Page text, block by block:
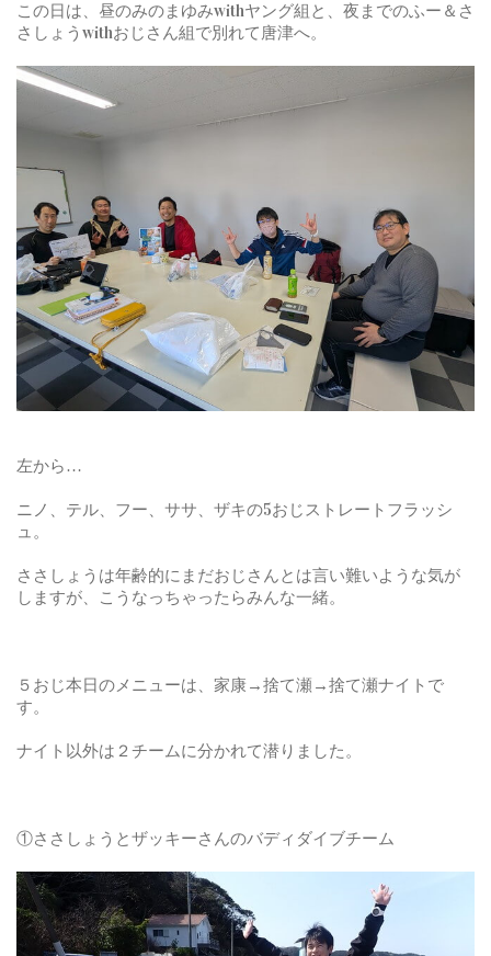
この日は、昼のみのまゆみwithヤング組と、夜までのふー＆さ
さしょうwithおじさん組で別れて唐津へ。
左から…
ニノ、テル、フー、ササ、ザキの5おじストレートフラッシ
ュ。
ささしょうは年齢的にまだおじさんとは言い難いような気が
しますが、こうなっちゃったらみんな一緒。
５おじ本日のメニューは、家康→捨て瀬→捨て瀬ナイトで
す。
ナイト以外は２チームに分かれて潜りました。
①ささしょうとザッキーさんのバディダイブチーム